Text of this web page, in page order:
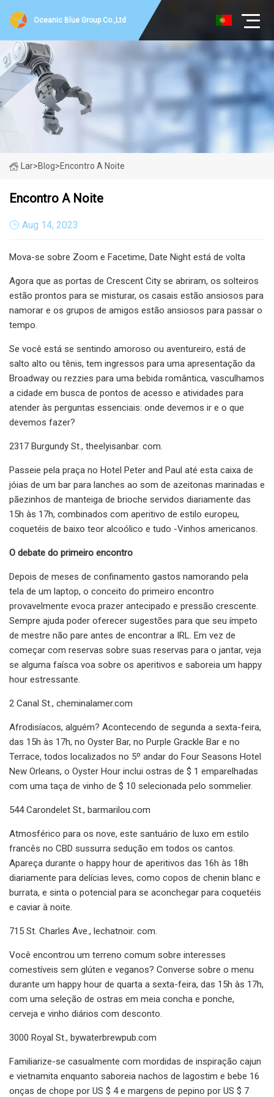
Oceanic Blue Group Co.,Ltd
Lar>Blog>Encontro A Noite
Encontro A Noite
Aug 14, 2023
Mova-se sobre Zoom e Facetime, Date Night está de volta
Agora que as portas de Crescent City se abriram, os solteiros
estão prontos para se misturar, os casais estão ansiosos para
namorar e os grupos de amigos estão ansiosos para passar o
tempo.
Se você está se sentindo amoroso ou aventureiro, está de
salto alto ou tênis, tem ingressos para uma apresentação da
Broadway ou rezzies para uma bebida romântica, vasculhamos
a cidade em busca de pontos de acesso e atividades para
atender às perguntas essenciais: onde devemos ir e o que
devemos fazer?
2317 Burgundy St., theelyisanbar. com.
Passeie pela praça no Hotel Peter and Paul até esta caixa de
jóias de um bar para lanches ao som de azeitonas marinadas e
pãezinhos de manteiga de brioche servidos diariamente das
15h às 17h, combinados com aperitivo de estilo europeu,
coquetéis de baixo teor alcoólico e tudo -Vinhos americanos.
O debate do primeiro encontro
Depois de meses de confinamento gastos namorando pela
tela de um laptop, o conceito do primeiro encontro
provavelmente evoca prazer antecipado e pressão crescente.
Sempre ajuda poder oferecer sugestões para que seu ímpeto
de mestre não pare antes de encontrar a IRL. Em vez de
começar com reservas sobre suas reservas para o jantar, veja
se alguma faísca voa sobre os aperitivos e saboreia um happy
hour estressante.
2 Canal St., cheminalamer.com
Afrodisíacos, alguém? Acontecendo de segunda a sexta-feira,
das 15h às 17h, no Oyster Bar, no Purple Grackle Bar e no
Terrace, todos localizados no 5º andar do Four Seasons Hotel
New Orleans, o Oyster Hour inclui ostras de $ 1 emparelhadas
com uma taça de vinho de $ 10 selecionada pelo sommelier.
544 Carondelet St., barmarilou.com
Atmosférico para os nove, este santuário de luxo em estilo
francês no CBD sussurra sedução em todos os cantos.
Apareça durante o happy hour de aperitivos das 16h às 18h
diariamente para delícias leves, como copos de chenin blanc e
burrata, e sinta o potencial para se aconchegar para coquetéis
e caviar à noite.
715 St. Charles Ave., lechatnoir. com.
Você encontrou um terreno comum sobre interesses
comestíveis sem glúten e veganos? Converse sobre o menu
durante um happy hour de quarta a sexta-feira, das 15h às 17h,
com uma seleção de ostras em meia concha e ponche,
cerveja e vinho diários com desconto.
3000 Royal St., bywaterbrewpub.com
Familiarize-se casualmente com mordidas de inspiração cajun
e vietnamita enquanto saboreia nachos de lagostim e bebe 16
onças de chope por US $ 4 e margens de pepino por US $ 7